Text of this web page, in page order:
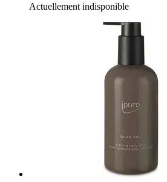
Actuellement indisponible